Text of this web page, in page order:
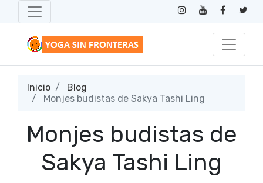
Inicio
Blog
Monjes budistas de Sakya Tashi Ling
Monjes budistas de
Sakya Tashi Ling